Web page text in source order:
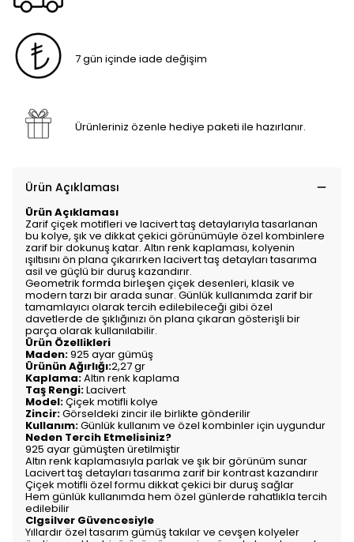
7 gün içinde iade değişim
Ürünleriniz özenle hediye paketi ile hazırlanır.
Ürün Açıklaması
Ürün Açıklaması
Zarif çiçek motifleri ve lacivert taş detaylarıyla tasarlanan
bu kolye, şık ve dikkat çekici görünümüyle özel kombinlere
zarif bir dokunuş katar. Altın renk kaplaması, kolyenin
ışıltısını ön plana çıkarırken lacivert taş detayları tasarıma
asil ve güçlü bir duruş kazandırır.
Geometrik formda birleşen çiçek desenleri, klasik ve
modern tarzı bir arada sunar. Günlük kullanımda zarif bir
tamamlayıcı olarak tercih edilebileceği gibi özel
davetlerde de şıklığınızı ön plana çıkaran gösterişli bir
parça olarak kullanılabilir.
Ürün Özellikleri
Maden:925 ayar gümüş
Ürünün Ağırlığı:2,27 gr
Kaplama:Altın renk kaplama
Taş Rengi:Lacivert
Model:Çiçek motifli kolye
Zincir:Görseldeki zincir ile birlikte gönderilir
Kullanım:Günlük kullanım ve özel kombinler için uygundur
Neden Tercih Etmelisiniz?
925 ayar gümüşten üretilmiştir
Altın renk kaplamasıyla parlak ve şık bir görünüm sunar
Lacivert taş detayları tasarıma zarif bir kontrast kazandırır
Çiçek motifli özel formu dikkat çekici bir duruş sağlar
Hem günlük kullanımda hem özel günlerde rahatlıkla tercih
edilebilir
Clgsilver Güvencesiyle
Yıllardır özel tasarım gümüş takılar ve cevşen kolyeler